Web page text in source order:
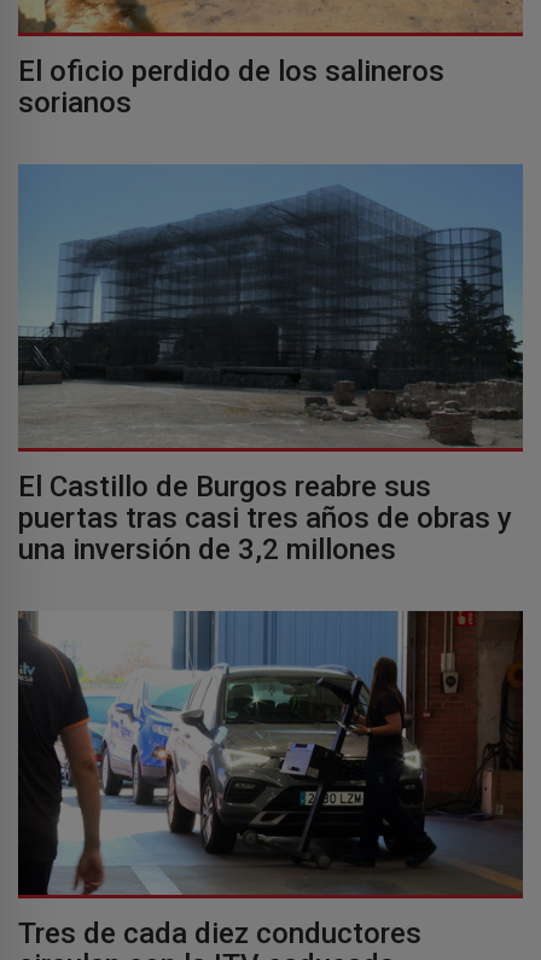
El oficio perdido de los salineros
sorianos
El Castillo de Burgos reabre sus
puertas tras casi tres años de obras y
una inversión de 3,2 millones
Tres de cada diez conductores